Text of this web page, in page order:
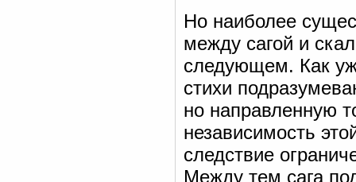
Но наиболее
между сагой и
следующем. Как
стихи
но направленную
независимость
следствие
Между тем сага